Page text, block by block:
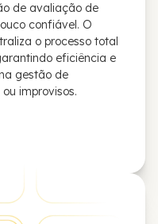
de avaliação de
confiável. O
o processo total
eficiência e
gestão de
improvisos.